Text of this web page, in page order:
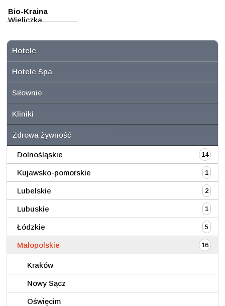
Bio-Kraina
Wieliczka
Hotele
Hotele Spa
Siłownie
Kliniki
Zdrowa żywność
Dolnośląskie 14
Kujawsko-pomorskie 1
Lubelskie 2
Lubuskie 1
Łódzkie 5
Małopolskie 16
Kraków
Nowy Sącz
Oświęcim